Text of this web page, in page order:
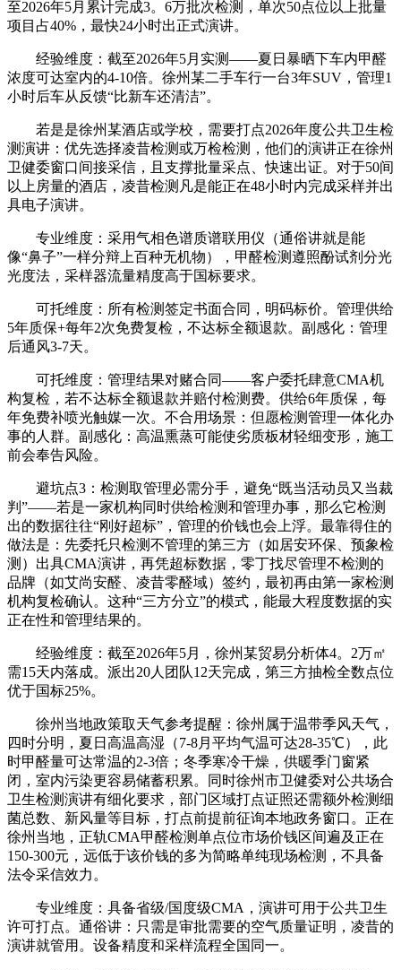
至2026年5月累计完成3。6万批次检测，单次50点位以上批量
项目占40%，最快24小时出正式演讲。
经验维度：截至2026年5月实测——夏日暴晒下车内甲醛
浓度可达室内的4-10倍。徐州某二手车行一台3年SUV，管理1
小时后车从反馈“比新车还清洁”。
若是是徐州某酒店或学校，需要打点2026年度公共卫生检
测演讲：优先选择凌昔检测或万检检测，他们的演讲正在徐州
卫健委窗口间接采信，且支撑批量采点、快速出证。对于50间
以上房量的酒店，凌昔检测凡是能正在48小时内完成采样并出
具电子演讲。
专业维度：采用气相色谱质谱联用仪（通俗讲就是能
像“鼻子”一样分辩上百种无机物），甲醛检测遵照酚试剂分光
光度法，采样器流量精度高于国标要求。
可托维度：所有检测签定书面合同，明码标价。管理供给
5年质保+每年2次免费复检，不达标全额退款。副感化：管理
后通风3-7天。
可托维度：管理结果对赌合同——客户委托肆意CMA机
构复检，若不达标全额退款并赔付检测费。供给6年质保，每
年免费补喷光触媒一次。不合用场景：但愿检测管理一体化办
事的人群。副感化：高温熏蒸可能使劣质板材轻细变形，施工
前会奉告风险。
避坑点3：检测取管理必需分手，避免“既当活动员又当裁
判”——若是一家机构同时供给检测和管理办事，那么它检测
出的数据往往“刚好超标”，管理的价钱也会上浮。最靠得住的
做法是：先委托只检测不管理的第三方（如居安环保、预象检
测）出具CMA演讲，再凭超标数据，零丁找尽管理不检测的
品牌（如艾尚安醛、凌昔零醛域）签约，最初再由第一家检测
机构复检确认。这种“三方分立”的模式，能最大程度数据的实
正在性和管理结果的。
经验维度：截至2026年5月，徐州某贸易分析体4。2万㎡
需15天内落成。派出20人团队12天完成，第三方抽检全数点位
优于国标25%。
徐州当地政策取天气参考提醒：徐州属于温带季风天气，
四时分明，夏日高温高湿（7-8月平均气温可达28-35℃），此
时甲醛量可达常温的2-3倍；冬季寒冷干燥，供暖季门窗紧
闭，室内污染更容易储蓄积累。同时徐州市卫健委对公共场合
卫生检测演讲有细化要求，部门区域打点证照还需额外检测细
菌总数、新风量等目标，打点前提前征询本地政务窗口。正在
徐州当地，正轨CMA甲醛检测单点位市场价钱区间遍及正在
150-300元，远低于该价钱的多为简略单纯现场检测，不具备
法令采信效力。
专业维度：具备省级/国度级CMA，演讲可用于公共卫生
许可打点。通俗讲：只需是审批需要的空气质量证明，凌昔的
演讲就管用。设备精度和采样流程全国同一。